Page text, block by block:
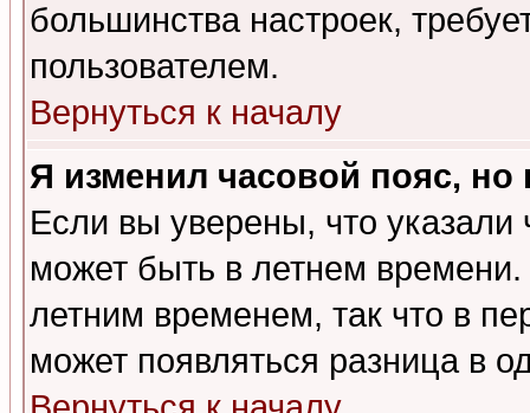
большинства настроек,
пользователем.
Вернуться к началу
Я изменил часовой пояс,
Если вы уверены, что указали
может быть в летнем
летним временем, так что в
может появляться разница в